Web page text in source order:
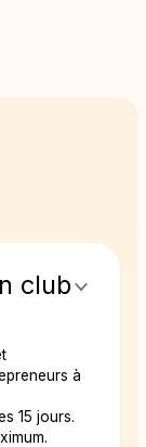
club
à
15 jours.